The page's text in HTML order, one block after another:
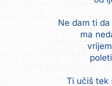
Ne dam ti
ma
Ti učiš tek